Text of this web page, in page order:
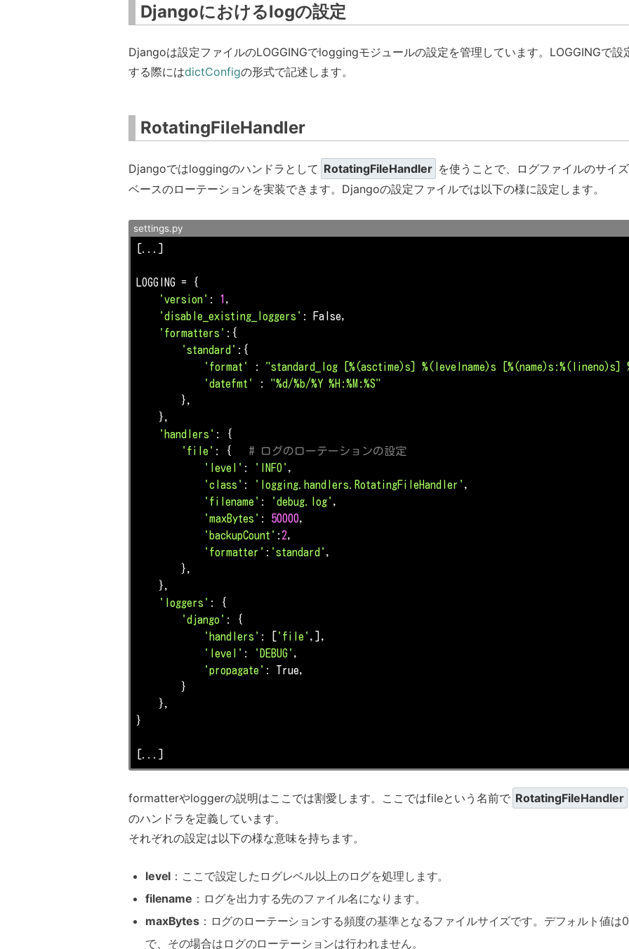
Djangoにおけるlogの設定
Djangoは設定ファイルのLOGGINGでloggingモジュールの設定を管理しています。LOGGINGで設
する際にはdictConfigの形式で記述します。
RotatingFileHandler
Djangoではloggingのハンドラとして RotatingFileHandler を使うことで、ログファイルのサイズ
ベースのローテーションを実装できます。Djangoの設定ファイルでは以下の様に設定します。
settings.py
LOGGING = {
'version' : 1 ,
'disable_existing_loggers' : False,
'formatters' :{
'standard' :{
'format'
: "standard_log [%(asctime)s] %(levelname)s [%(name)s:%(lineno)s]
'datefmt'
: "%d/%b/%Y %H:%M:%S"
        },
    },
'handlers' : {
'file' : { # ログのローテーションの設定
'level' : 'INFO' ,
'class' : 'logging.handlers.RotatingFileHandler' ,
'filename' : 'debug.log' ,
'maxBytes' : 50000,
'backupCount' : 2,
'formatter' : 'standard' ,
        },
    },
'loggers' : {
'django' : {
'handlers' : [ 'file' ,],
'level' : 'DEBUG' ,
'propagate' : True,
        }
    },
}
formatterやloggerの説明はここでは割愛します。ここではfileという名前で RotatingFileHandler
のハンドラを定義しています。
それぞれの設定は以下の様な意味を持ちます。
level ：ここで設定したログレベル以上のログを処理します。
filename ：ログを出力する先のファイル名になります。
maxBytes：ログのローテーションする頻度の基準となるファイルサイズです。デフォルト値は0
で、その場合はログのローテーションは行われません。